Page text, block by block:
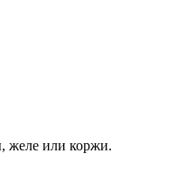
желе или коржи.